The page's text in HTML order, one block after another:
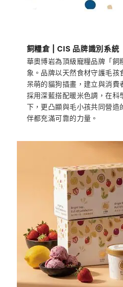
飼糧倉 | CIS 品牌識別系統
華奧博岩為頂級寵糧品牌「飼
象。品牌以天然食材守護毛孩
呆萌的貓狗插畫，建立與消費
採用深藍搭配暖米色調，在科
下，更凸顯與毛小孩共同營造
伴都充滿可靠的力量。